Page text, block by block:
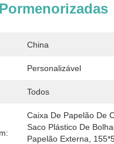
China
Personalizável
Todos
Caixa De Papelão De
Saco Plástico De
Papelão Externa,